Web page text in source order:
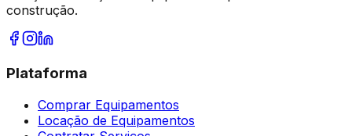
construção.
Plataforma
Comprar Equipamentos
Locação de Equipamentos